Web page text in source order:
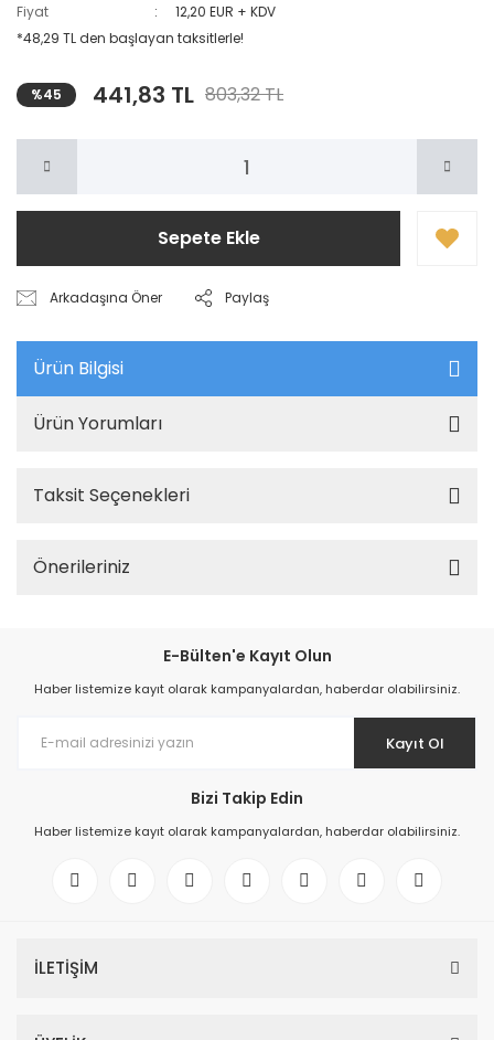
Fiyat
12,20 EUR + KDV
*48,29 TL den başlayan taksitlerle!
%45 441,83 TL 803,32 TL
Sepete Ekle
Arkadaşına Öner Paylaş
Ürün Bilgisi
Ürün Yorumları
Taksit Seçenekleri
Önerileriniz
E-Bülten'e Kayıt Olun
Haber listemize kayıt olarak kampanyalardan, haberdar olabilirsiniz.
Kayıt Ol
Bizi Takip Edin
Haber listemize kayıt olarak kampanyalardan, haberdar olabilirsiniz.
İLETİŞİM